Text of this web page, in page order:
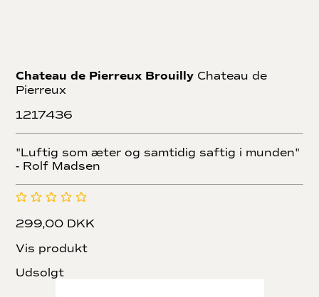
Chateau de Pierreux Brouilly Chateau de
Pierreux
1217436
"Luftig som æter og samtidig saftig i munden"
- Rolf Madsen
299,00 DKK
Vis produkt
Udsolgt